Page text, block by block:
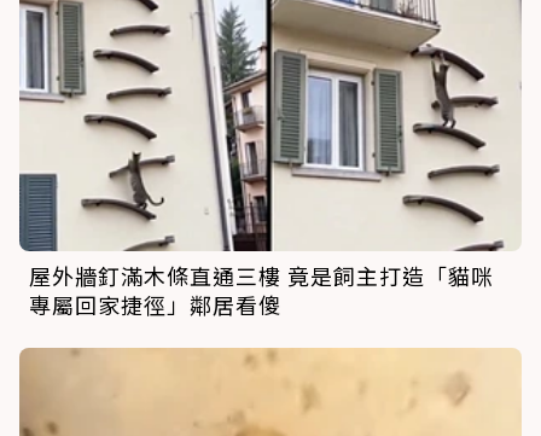
屋外牆釘滿木條直通三樓 竟是飼主打造「貓咪
專屬回家捷徑」鄰居看傻